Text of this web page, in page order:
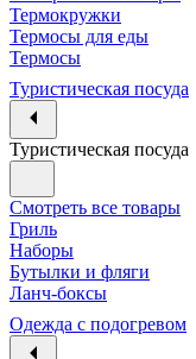
Термокружки
Термосы для еды
Термосы
Туристическая посуда
Туристическая посуда
Смотреть все товары
Гриль
Наборы
Бутылки и фляги
Ланч-боксы
Одежда с подогревом